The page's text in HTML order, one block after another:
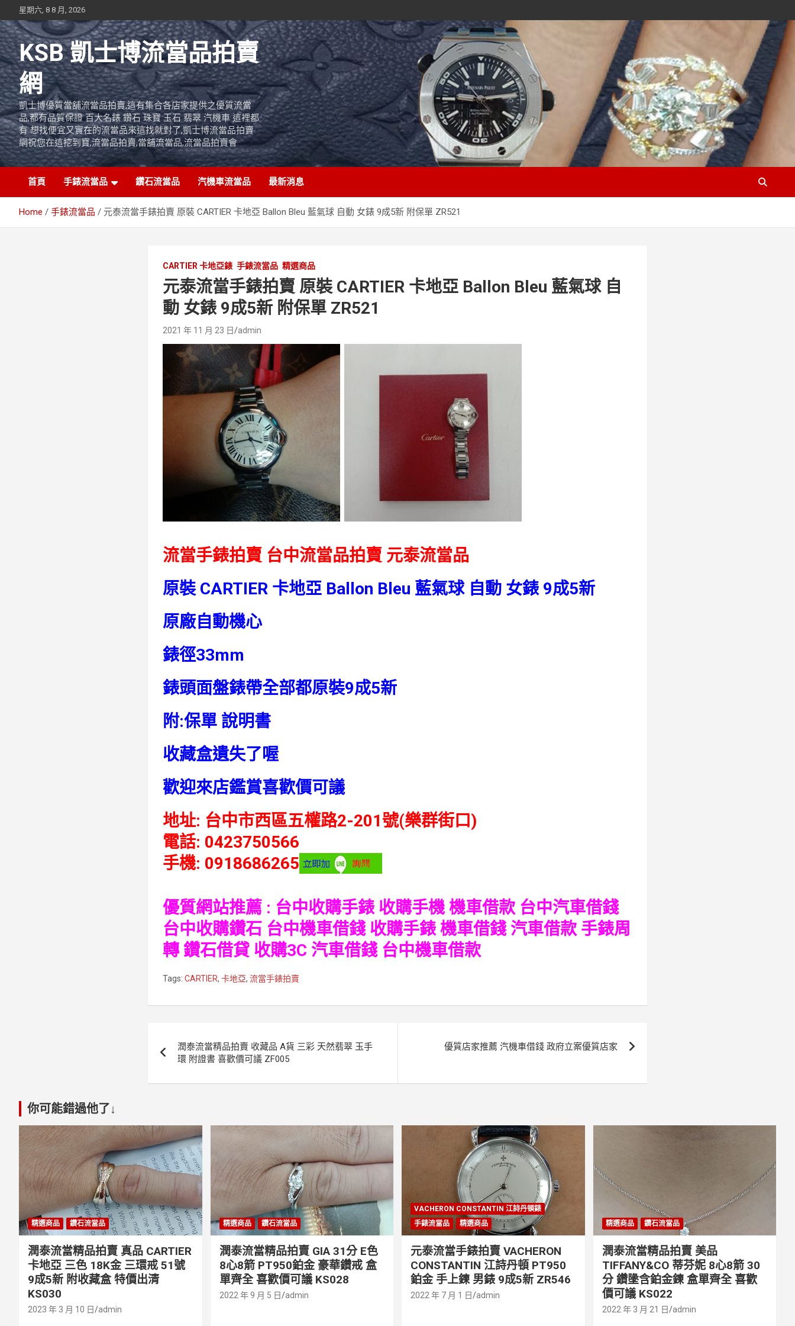
to
content
星期六, 8 8 月, 2026
KSB 凱士博流當品拍賣
網
凱士博優質當舖流當品拍賣,這有集合各店家提供之優質流當
品,都有品質保證 百大名錶 鑽石 珠寶 玉石 翡翠 汽機車 這裡都
有 想找便宜又實在的流當品來這找就對了,凱士博流當品拍賣
網祝您在這挖到寶,流當品拍賣,當舖流當品,流當品拍賣會
首頁 手錶流當品 鑽石流當品 汽機車流當品 最新消息
Home 手錶流當品 元泰流當手錶拍賣 原裝 CARTIER 卡地亞 Ballon Bleu 藍氣球 自動 女錶 9成5新 附保單 ZR521
CARTIER 卡地亞錶 手錶流當品 精選商品
元泰流當手錶拍賣 原裝 CARTIER 卡地亞 Ballon Bleu 藍氣球 自
動 女錶 9成5新 附保單 ZR521
2021 年 11 月 23 日 admin
流當手錶拍賣 台中流當品拍賣 元泰流當品
原裝 CARTIER 卡地亞 Ballon Bleu 藍氣球 自動 女錶 9成5新
原廠自動機心
錶徑33mm
錶頭面盤錶帶全部都原裝9成5新
附:保單 說明書
收藏盒遺失了喔
歡迎來店鑑賞喜歡價可議
地址: 台中市西區五權路2-201號(樂群街口)
電話: 0423750566
手機: 0918686265
優質網站推薦 : 台中收購手錶 收購手機 機車借款 台中汽車借錢
台中收購鑽石 台中機車借錢 收購手錶 機車借錢 汽車借款 手錶周
轉 鑽石借貸 收購3C 汽車借錢 台中機車借款
Tags: CARTIER,卡地亞,流當手錶拍賣
章
導
潤泰流當精品拍賣 收藏品 A貨 三彩 天然翡翠 玉手
環 附證書 喜歡價可議 ZF005
優質店家推薦 汽機車借錢 政府立案優質店家
你可能錯過他了↓
精選商品 鑽石流當品
潤泰流當精品拍賣 真品 CARTIER
卡地亞 三色 18K金 三環戒 51號
9成5新 附收藏盒 特價出清
KS030
2023 年 3 月 10 日 admin
精選商品 鑽石流當品
潤泰流當精品拍賣 GIA 31分 E色
8心8箭 PT950鉑金 豪華鑽戒 盒
單齊全 喜歡價可議 KS028
2022 年 9 月 5 日 admin
VACHERON CONSTANTIN 江詩丹頓錶
手錶流當品
精選商品
元泰流當手錶拍賣 VACHERON
CONSTANTIN 江詩丹頓 PT950
鉑金 手上鍊 男錶 9成5新 ZR546
2022 年 7 月 1 日 admin
精選商品 鑽石流當品
潤泰流當精品拍賣 美品
TIFFANY&CO 蒂芬妮 8心8箭 30
分 鑽墬含鉑金鍊 盒單齊全 喜歡
價可議 KS022
2022 年 3 月 21 日 admin